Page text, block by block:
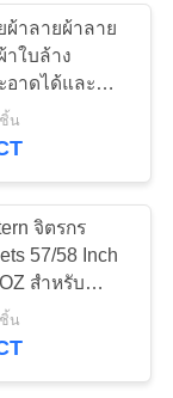
30
ผ้าลายผ้าลาย
าใบล้าง
าดได้และนำ
ม่
น
จิตรกร
57/58 Inch
สำหรับ
คลุม
น